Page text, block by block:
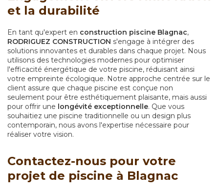
et la durabilité
En tant qu'expert en construction piscine Blagnac,
RODRIGUEZ CONSTRUCTION s'engage à intégrer des
solutions innovantes et durables dans chaque projet. Nous
utilisons des technologies modernes pour optimiser
l'efficacité énergétique de votre piscine, réduisant ainsi
votre empreinte écologique. Notre approche centrée sur le
client assure que chaque piscine est conçue non
seulement pour être esthétiquement plaisante, mais aussi
pour offrir une longévité exceptionnelle. Que vous
souhaitiez une piscine traditionnelle ou un design plus
contemporain, nous avons l'expertise nécessaire pour
réaliser votre vision.
Contactez-nous pour votre
projet de piscine à Blagnac